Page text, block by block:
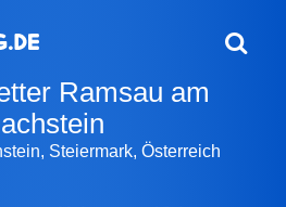
Steiermark, Österreich